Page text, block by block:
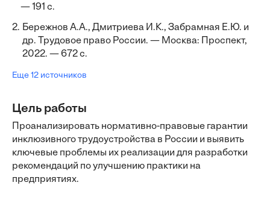
— 191 с.
2. Бережнов А.А., Дмитриева И.К., Забрамная Е.Ю. и
др. Трудовое право России. — Москва: Проспект,
2022. — 672 с.
Еще 12 источников
Цель работы
Проанализировать нормативно-правовые гарантии
инклюзивного трудоустройства в России и выявить
ключевые проблемы их реализации для разработки
рекомендаций по улучшению практики на
предприятиях.